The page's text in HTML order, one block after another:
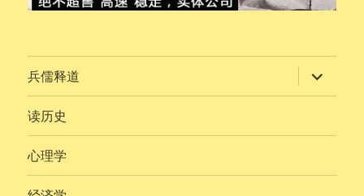
兵儒释道 展
开
子
读历史
心理学